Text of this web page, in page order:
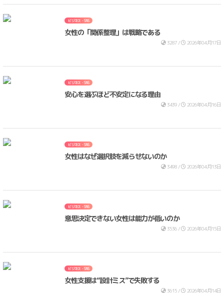
ビジネス・SNS
女性の「関係整理」は戦略である
3287 / 2026年04月17日
ビジネス・SNS
安心を選ぶほど不安定になる理由
3439 / 2026年04月16日
ビジネス・SNS
女性はなぜ選択肢を減らせないのか
3498 / 2026年04月13日
ビジネス・SNS
意思決定できない女性は能力が低いのか
3536 / 2026年04月15日
ビジネス・SNS
女性支援は“設計ミス”で失敗する
3615 / 2026年04月14日